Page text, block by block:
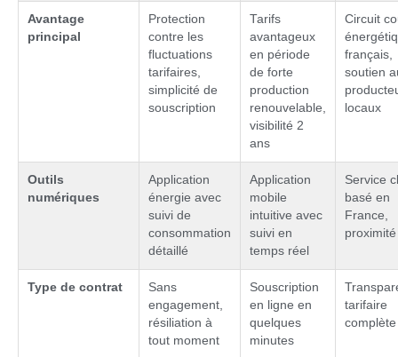
Avantage
principal
Protection
contre les
fluctuations
tarifaires,
simplicité de
souscription
Tarifs
avantageux
en période
de forte
production
renouvelable,
visibilité 2
ans
Circuit
français,
soutien
locaux
Outils
numériques
Application
énergie avec
suivi de
consommation
détaillé
Application
mobile
intuitive avec
suivi en
temps réel
Service
basé en
France,
proximité
Type de contrat
Sans
engagement,
résiliation à
tout moment
Souscription
en ligne en
quelques
minutes
tarifaire
complète